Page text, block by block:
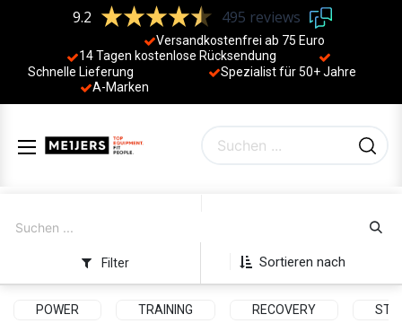
9.2 495 reviews
Versandkostenfrei ab 75 Euro
14 Tagen kostenlose Rücksendung
Schnelle Lieferung
Spezialist für 50+ Jahre
A-Marken
Sortieren nach
Filter
POWER TRAINING RECOVERY